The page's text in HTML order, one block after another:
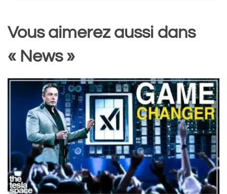
Vous aimerez aussi dans
« News »